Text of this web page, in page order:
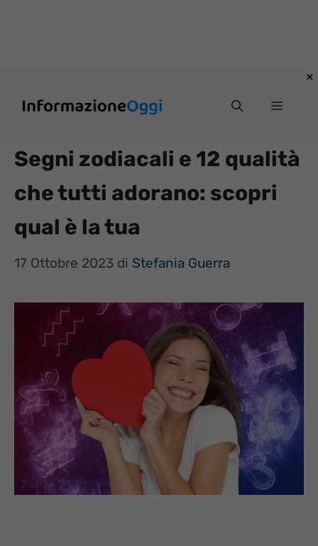
Menu
Segni zodiacali e 12 qualità
che tutti adorano: scopri
qual è la tua
17 Ottobre 2023 di Stefania Guerra